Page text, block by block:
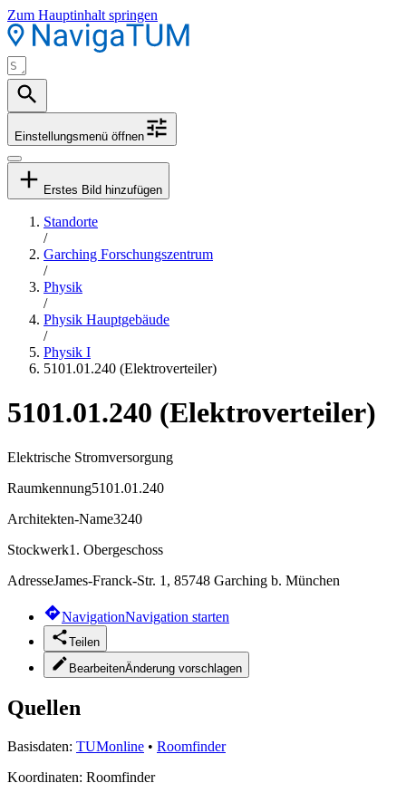
Zum Hauptinhalt springen
Einstellungsmenü öffnen
Erstes Bild hinzufügen
Standorte
/
Garching Forschungszentrum
/
Physik
/
Physik Hauptgebäude
/
Physik I
5101.01.240 (Elektroverteiler)
5101.01.240 (Elektroverteiler)
Elektrische Stromversorgung
Raumkennung5101.01.240
Architekten-Name3240
Stockwerk1. Obergeschoss
AdresseJames-Franck-Str. 1, 85748 Garching b. München
NavigationNavigation starten
Teilen
BearbeitenÄnderung vorschlagen
Quellen
Basisdaten: TUMonline • Roomfinder
Koordinaten: Roomfinder